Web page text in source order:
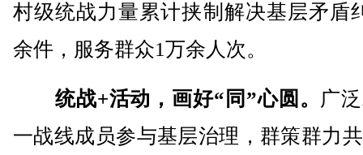
村级统战力量累计挟制解决基层矛盾
余件，服务群众1万余人次。
统战+活动，画好“同”心圆。 广
一战线成员参与基层治理，群策群力